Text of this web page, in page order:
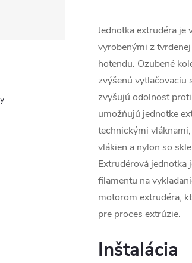
Jednotka extrudéra je
vyrobenými z
hotendu. Ozubené
zvýšenú vytlačovaciu
zvyšujú odolnosť
umožňujú jednotke
technickými
vlákien a nylon so
Extrudérová jednotka
filamentu na
motorom extrudéra,
pre proces extrúzie.
Inštalácia